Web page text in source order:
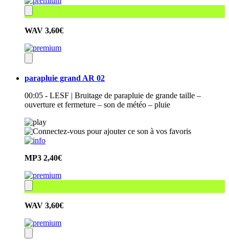
WAV 3,60€
parapluie grand AR 02
00:05 - LESF | Bruitage de parapluie de grande taille –
ouverture et fermeture – son de météo – pluie
MP3 2,40€
WAV 3,60€